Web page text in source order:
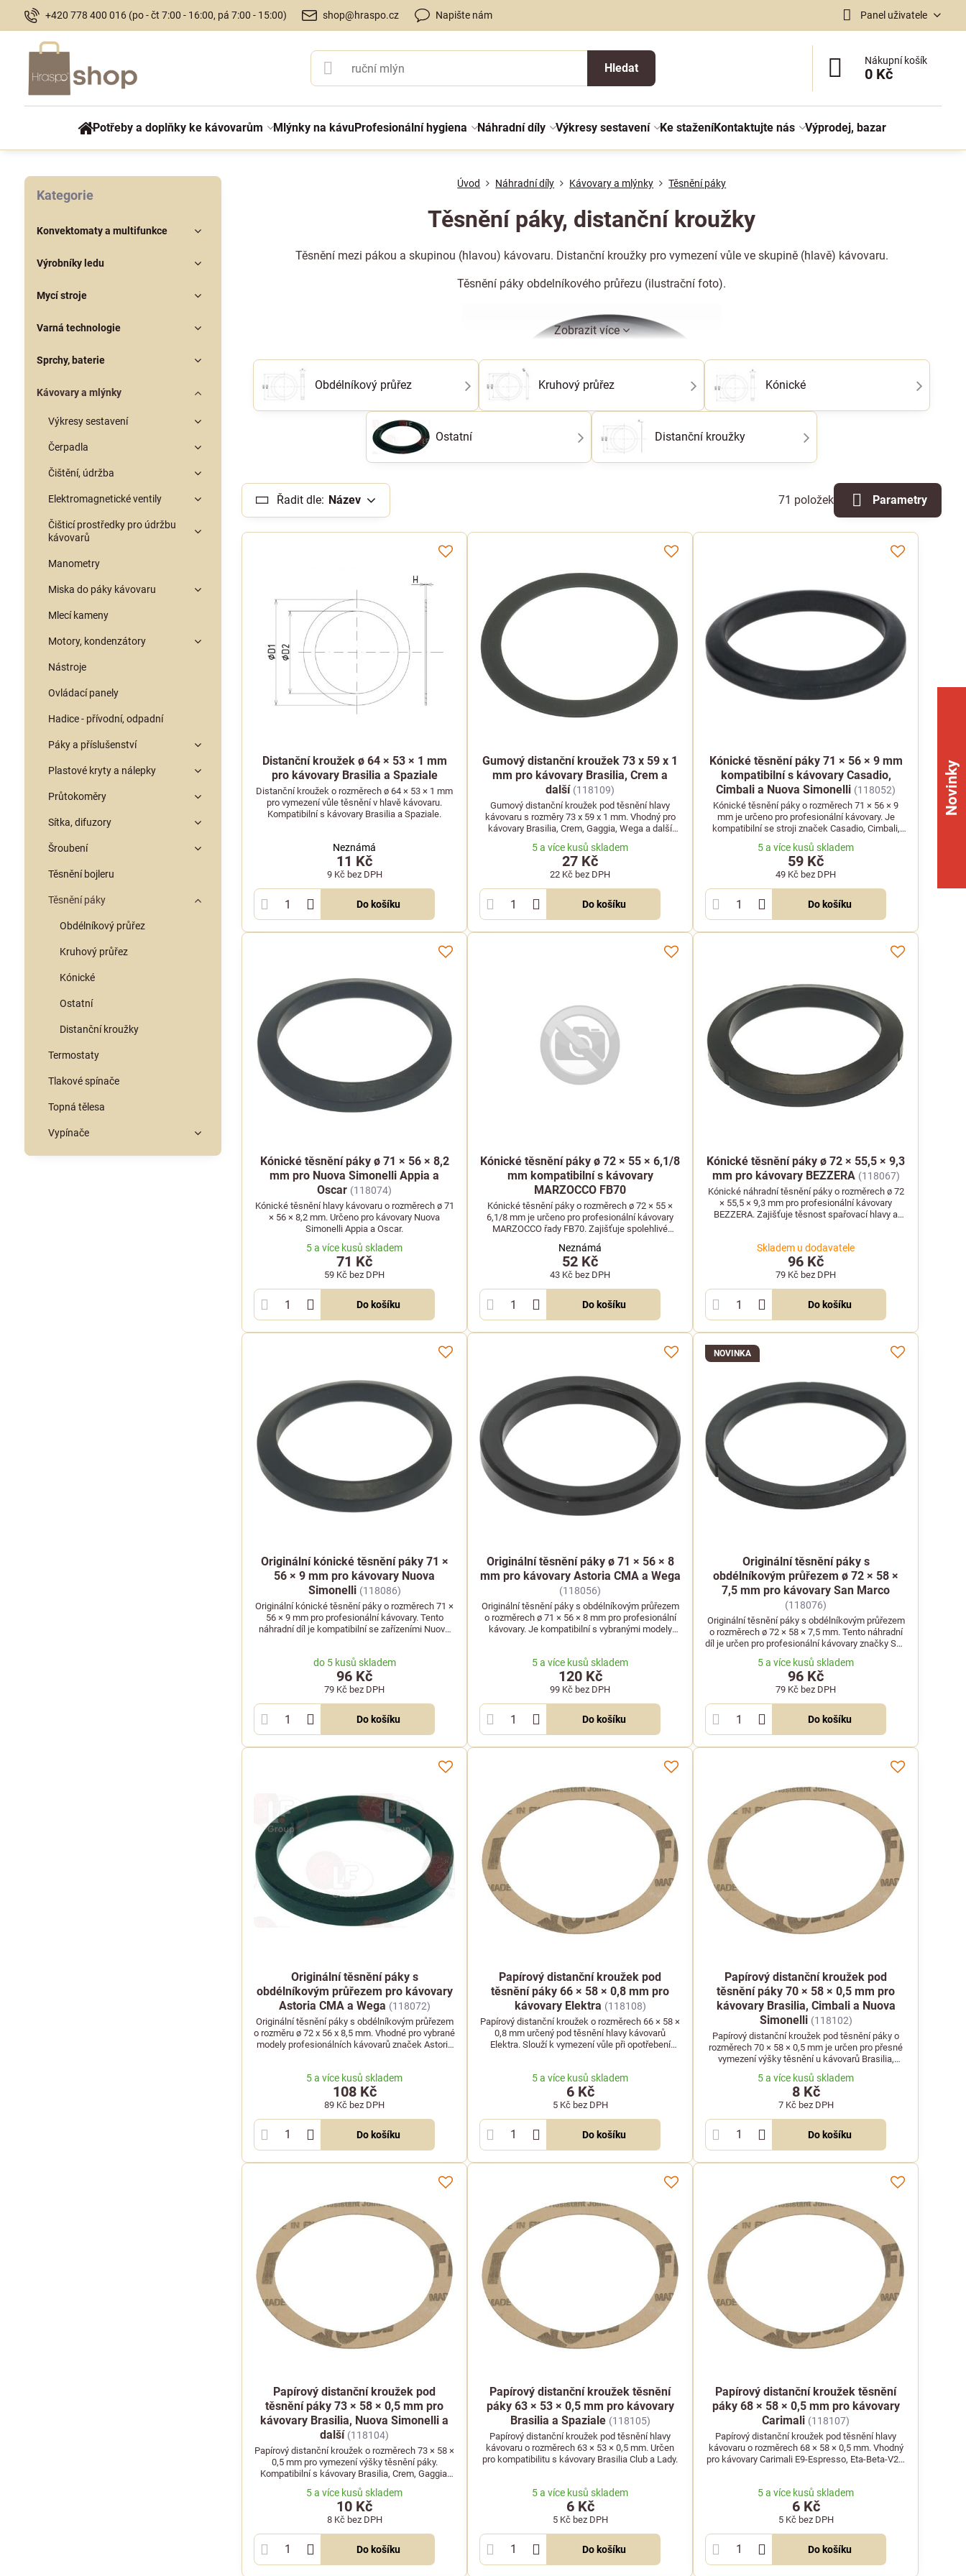
+420 778 400 016 (po - čt 7:00 - 16:00, pá 7:00 - 15:00) shop@hraspo.cz Napište nám Panel uživatele
Hledat
Nákupní košík
0 Kč
Potřeby a doplňky ke kávovarům Mlýnky na kávuProfesionální hygiena Náhradní díly Výkresy sestavení Ke staženíKontaktujte nás Výprodej, bazar
Úvod Náhradní díly Kávovary a mlýnky Těsnění páky
Těsnění páky, distanční kroužky
Těsnění mezi pákou a skupinou (hlavou) kávovaru. Distanční kroužky pro vymezení vůle ve skupině (hlavě) kávovaru.
Těsnění páky obdelníkového průřezu (ilustrační foto).
Zobrazit více
Obdélníkový průřez Kruhový průřez Kónické
Ostatní Distanční kroužky
Řadit dle: Název 71 položek Parametry
Distanční kroužek ø 64 × 53 × 1 mm
pro kávovary Brasilia a Spaziale
Distanční kroužek o rozměrech ø 64 × 53 × 1 mm
pro vymezení vůle těsnění v hlavě kávovaru.
Kompatibilní s kávovary Brasilia a Spaziale.
Neznámá
11 Kč
9 Kč bez DPH
Do košíku
Gumový distanční kroužek 73 x 59 x 1
mm pro kávovary Brasilia, Crem a
další (118109)
Gumový distanční kroužek pod těsnění hlavy
kávovaru s rozměry 73 x 59 x 1 mm. Vhodný pro
kávovary Brasilia, Crem, Gaggia, Wega a další
značky.
5 a více kusů skladem
27 Kč
22 Kč bez DPH
Do košíku
Kónické těsnění páky 71 × 56 × 9 mm
kompatibilní s kávovary Casadio,
Cimbali a Nuova Simonelli (118052)
Kónické těsnění páky o rozměrech 71 × 56 × 9
mm je určeno pro profesionální kávovary. Je
kompatibilní se stroji značek Casadio, Cimbali,
Nuova Simonelli a Victoria Arduino.
5 a více kusů skladem
59 Kč
49 Kč bez DPH
Do košíku
Kónické těsnění páky ø 71 × 56 × 8,2
mm pro Nuova Simonelli Appia a
Oscar (118074)
Kónické těsnění hlavy kávovaru o rozměrech ø 71
× 56 × 8,2 mm. Určeno pro kávovary Nuova
Simonelli Appia a Oscar.
5 a více kusů skladem
71 Kč
59 Kč bez DPH
Do košíku
Kónické těsnění páky ø 72 × 55 × 6,1/8
mm kompatibilní s kávovary
MARZOCCO FB70
Kónické těsnění páky o rozměrech ø 72 × 55 ×
6,1/8 mm je určeno pro profesionální kávovary
MARZOCCO řady FB70. Zajišťuje spolehlivé
Neznámá
52 Kč
43 Kč bez DPH
Do košíku
Kónické těsnění páky ø 72 × 55,5 × 9,3
mm pro kávovary BEZZERA (118067)
Kónické náhradní těsnění páky o rozměrech ø 72
× 55,5 × 9,3 mm pro profesionální kávovary
BEZZERA. Zajišťuje těsnost spařovací hlavy a
Skladem u dodavatele
96 Kč
79 Kč bez DPH
Do košíku
Originální kónické těsnění páky 71 ×
56 × 9 mm pro kávovary Nuova
Simonelli (118086)
Originální kónické těsnění páky o rozměrech 71 ×
56 × 9 mm pro profesionální kávovary. Tento
náhradní díl je kompatibilní se zařízeními Nuova
do 5 kusů skladem
96 Kč
79 Kč bez DPH
Do košíku
Originální těsnění páky ø 71 × 56 × 8
mm pro kávovary Astoria CMA a Wega
(118056)
Originální těsnění páky s obdélníkovým průřezem
o rozměrech ø 71 × 56 × 8 mm pro profesionální
kávovary. Je kompatibilní s vybranými modely
5 a více kusů skladem
120 Kč
99 Kč bez DPH
Do košíku
NOVINKA
Originální těsnění páky s
obdélníkovým průřezem ø 72 × 58 ×
7,5 mm pro kávovary San Marco
(118076)
Originální těsnění páky s obdélníkovým průřezem
o rozměrech ø 72 × 58 × 7,5 mm. Tento náhradní
díl je určen pro profesionální kávovary značky San
Marco.
5 a více kusů skladem
96 Kč
79 Kč bez DPH
Do košíku
Originální těsnění páky s
obdélníkovým průřezem pro kávovary
Astoria CMA a Wega (118072)
Originální těsnění páky s obdélníkovým průřezem
o rozměru ø 72 x 56 x 8,5 mm. Vhodné pro vybrané
modely profesionálních kávovarů značek Astoria
5 a více kusů skladem
108 Kč
89 Kč bez DPH
Do košíku
Papírový distanční kroužek pod
těsnění páky 66 × 58 × 0,8 mm pro
kávovary Elektra (118108)
Papírový distanční kroužek o rozměrech 66 × 58 ×
0,8 mm určený pod těsnění hlavy kávovarů
Elektra. Slouží k vymezení vůle při opotřebení
5 a více kusů skladem
6 Kč
5 Kč bez DPH
Do košíku
Papírový distanční kroužek pod
těsnění páky 70 × 58 × 0,5 mm pro
kávovary Brasilia, Cimbali a Nuova
Simonelli (118102)
Papírový distanční kroužek pod těsnění páky o
rozměrech 70 × 58 × 0,5 mm je určen pro přesné
vymezení výšky těsnění u kávovarů Brasilia,
5 a více kusů skladem
8 Kč
7 Kč bez DPH
Do košíku
Papírový distanční kroužek pod
těsnění páky 73 × 58 × 0,5 mm pro
kávovary Brasilia, Nuova Simonelli a
další (118104)
Papírový distanční kroužek o rozměrech 73 × 58 ×
0,5 mm pro vymezení výšky těsnění páky.
Kompatibilní s kávovary Brasilia, Crem, Gaggia,
5 a více kusů skladem
10 Kč
8 Kč bez DPH
Do košíku
Papírový distanční kroužek těsnění
páky 63 × 53 × 0,5 mm pro kávovary
Brasilia a Spaziale (118105)
Papírový distanční kroužek pod těsnění hlavy
kávovaru o rozměrech 63 × 53 × 0,5 mm. Určen
pro kompatibilitu s kávovary Brasilia Club a Lady.
5 a více kusů skladem
6 Kč
5 Kč bez DPH
Do košíku
Papírový distanční kroužek těsnění
páky 68 × 58 × 0,5 mm pro kávovary
Carimali (118107)
Papírový distanční kroužek pod těsnění hlavy
kávovaru o rozměrech 68 × 58 × 0,5 mm. Vhodný
pro kávovary Carimali E9-Espresso, Eta-Beta-V2 a
5 a více kusů skladem
6 Kč
5 Kč bez DPH
Do košíku
Kategorie
Konvektomaty a multifunkce
Výrobníky ledu
Mycí stroje
Varná technologie
Sprchy, baterie
Kávovary a mlýnky
Výkresy sestavení
Čerpadla
Čištění, údržba
Elektromagnetické ventily
Čišticí prostředky pro údržbu
kávovarů
Manometry
Miska do páky kávovaru
Mlecí kameny
Motory, kondenzátory
Nástroje
Ovládací panely
Hadice - přívodní, odpadní
Páky a příslušenství
Plastové kryty a nálepky
Průtokoměry
Sítka, difuzory
Šroubení
Těsnění bojleru
Těsnění páky
Obdélníkový průřez
Kruhový průřez
Kónické
Ostatní
Distanční kroužky
Termostaty
Tlakové spínače
Topná tělesa
Vypínače
Novinky